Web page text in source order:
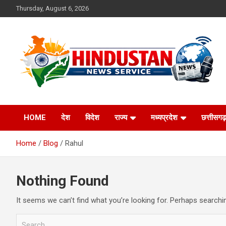
to
Thursday, August 6, 2026
Hindustan News
Service
HOME देश विदेश राज्य मध्यप्रदेश छत्तीसगढ़
Home Blog Rahul
Nothing Found
It seems we can’t find what you’re looking for. Perhaps